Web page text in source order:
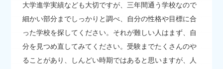
大学進学実績なども大切ですが、三年間通う学校なので
細かい部分までしっかりと調べ、自分の性格や目標に合
った学校を探してください。それが難しい人はまず、自
分を見つめ直してみてください。受験までたくさんのや
ることがあり、しんどい時期ではあると思いますが、人